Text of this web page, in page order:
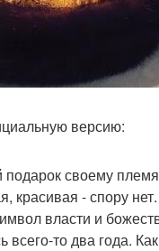
версию:
подарок своему
красивая - спору
власти и
то два года.